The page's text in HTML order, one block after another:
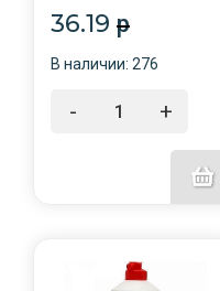
36.19 p
В наличии: 276
- +